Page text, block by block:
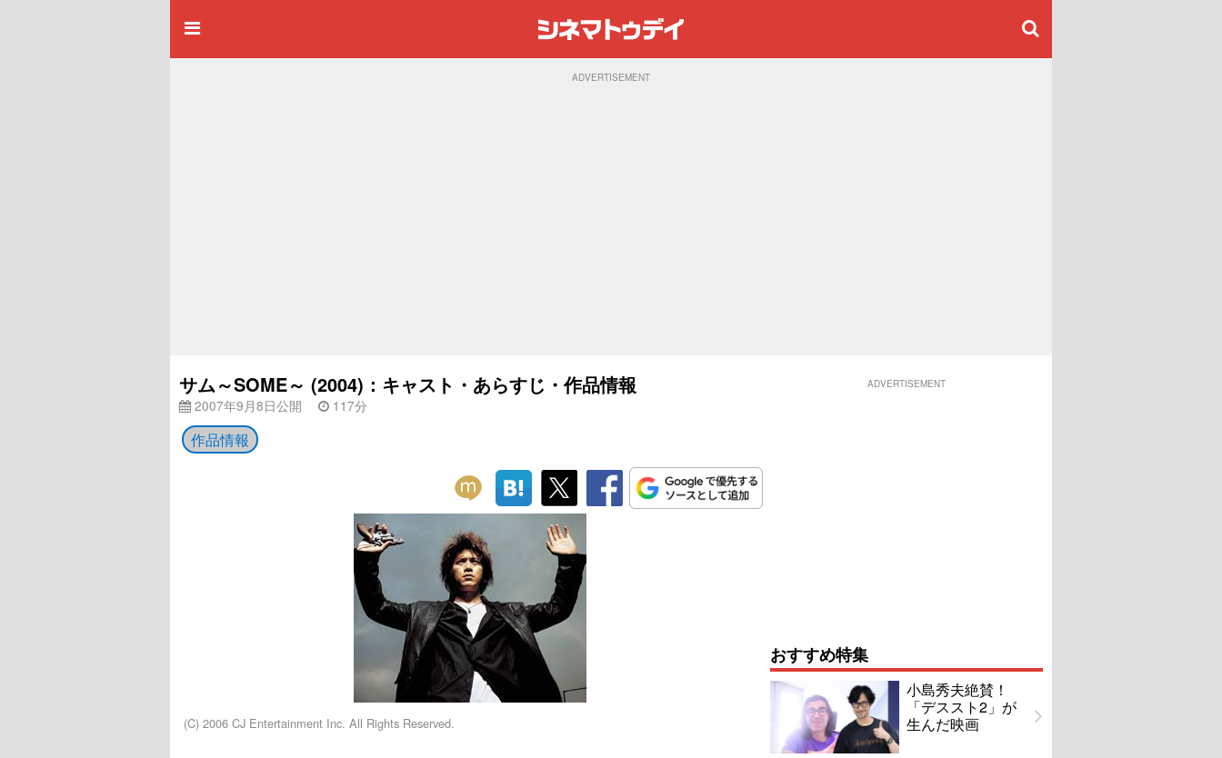
ADVERTISEMENT
サム～SOME～ (2004)：キャスト・あらすじ・作品情報
2007年9月8日公開 117分
作品情報
(C) 2006 CJ Entertainment Inc. All Rights Reserved.
ADVERTISEMENT
おすすめ特集
小島秀夫絶賛！
「デススト2」が
生んだ映画